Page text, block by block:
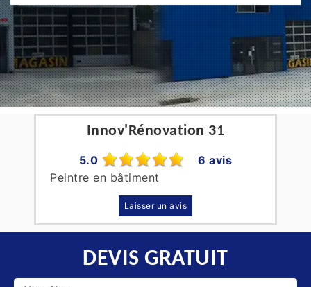
Innov'Rénovation 31
5.0
6 avis
Peintre en bâtiment
Laisser un avis
DEVIS GRATUIT